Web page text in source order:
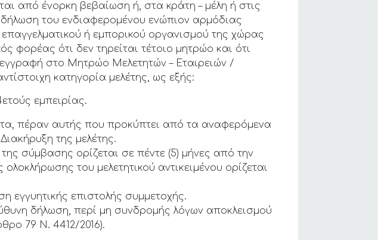
από ένορκη βεβαίωση ή, στα κράτη – μέλη ή στις
του ενδιαφερομένου ενώπιον αρμόδιας
ή εμπορικού οργανισμού της χώρας
φορέας ότι δεν τηρείται τέτοιο μητρώο και ότι
στο Μητρώο Μελετητών – Εταιρειών /
κατηγορία μελέτης, ως εξής:
εμπειρίας.
πέραν αυτής που προκύπτει από τα αναφερόμενα
της μελέτης.
σύμβασης ορίζεται σε πέντε (5) μήνες από την
του μελετητικού αντικειμένου ορίζεται
εγγυητικής επιστολής συμμετοχής.
δήλωση, περί μη συνδρομής λόγων αποκλεισμού
79 Ν. 4412/2016).